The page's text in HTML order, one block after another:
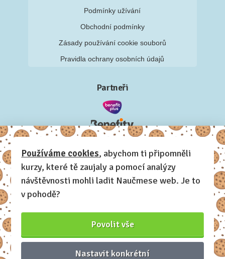
Podmínky užívání
Obchodní podmínky
Zásady používání cookie souborů
Pravidla ochrany osobních údajů
Partneři
Používáme cookies, abychom ti připomněli
kurzy, které tě zaujaly a pomocí analýzy
návštěvnosti mohli ladit Naučmese web. Je to
v pohodě?
Povolit vše
Nastavit konkrétní